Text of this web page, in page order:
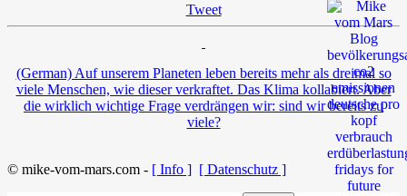
Tweet
(German) Auf unserem Planeten leben bereits mehr als dreimal so
viele Menschen, wie dieser verkraftet. Das Klima kollabiert. Aber
die wirklich wichtige Frage verdrängen wir: sind wir bereits zu
viele?
© mike-vom-mars.com - [ Info ] [ Datenschutz ]